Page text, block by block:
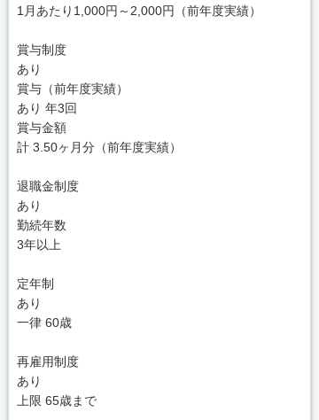
1月あたり1,000円～2,000円（前年度実績）
賞与制度
あり
賞与（前年度実績）
あり 年3回
賞与金額
計 3.50ヶ月分（前年度実績）
退職金制度
あり
勤続年数
3年以上
定年制
あり
一律 60歳
再雇用制度
あり
上限 65歳まで